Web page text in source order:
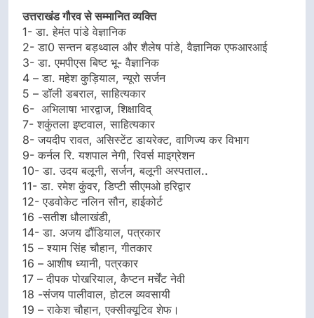
उत्तराखंड गौरव से सम्मानित व्यक्ति
1- डा. हेमंत पांडे वेज्ञानिक
2- डा0 सन्तन बड़थ्वाल और शैलेष पांडे, वैज्ञानिक एफआरआई
3- डा. एमपीएस बिष्ट भू- वैज्ञानिक
4 – डा. महेश कुड़ियाल, न्यूरो सर्जन
5 – डॉली डबराल, साहित्यकार
6- अभिलाषा भारद्वाज, शिक्षाविद्
7- शकुंतला इष्टवाल, साहित्यकार
8- जयदीप रावत, असिस्टेंट डायरेक्ट, वाणिज्य कर विभाग
9- कर्नल रि. यशपाल नेगी, रिवर्स माइग्रेशन
10- डा. उदय बलूनी, सर्जन, बलूनी अस्पताल..
11- डा. रमेश कुंवर, डिप्टी सीएमओ हरिद्वार
12- एडवोकेट नलिन सौन, हाईकोर्ट
16 -सतीश धौलाखंडी,
14- डा. अजय ढौंडियाल, पत्रकार
15 – श्याम सिंह चौहान, गीतकार
16 – आशीष ध्यानी, पत्रकार
17 – दीपक पोखरियाल, कैप्टन मर्चेंट नेवी
18 -संजय पालीवाल, होटल व्यवसायी
19 – राकेश चौहान, एक्सीक्यूटिव शेफ।